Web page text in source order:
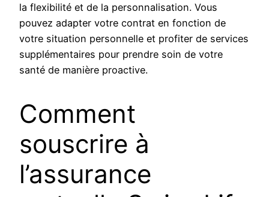
la flexibilité et de la personnalisation. Vous
pouvez adapter votre contrat en fonction de
votre situation personnelle et profiter de services
supplémentaires pour prendre soin de votre
santé de manière proactive.
Comment
souscrire à
l’assurance